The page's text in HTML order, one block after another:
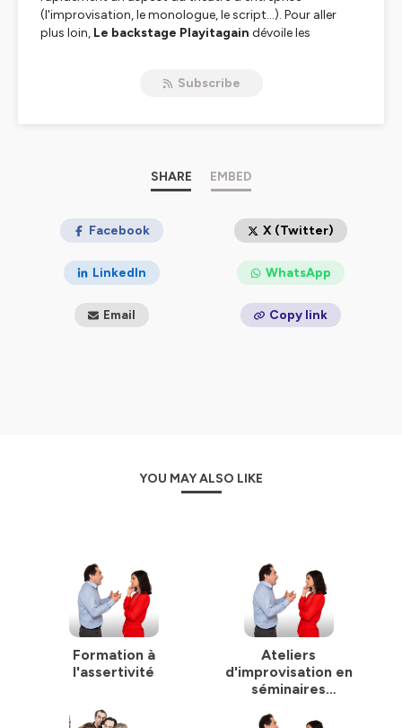
(l'improvisation, le monologue, le script...). Pour aller
plus loin, Le backstage Playitagain dévoile les
synthèse théâtralisée, etc.).Subscribe
SHARE EMBED
Facebook X (Twitter)
LinkedIn WhatsApp
Email Copy link
YOU MAY ALSO LIKE
Formation à
l'assertivité
Ateliers
d'improvisation en
séminaires